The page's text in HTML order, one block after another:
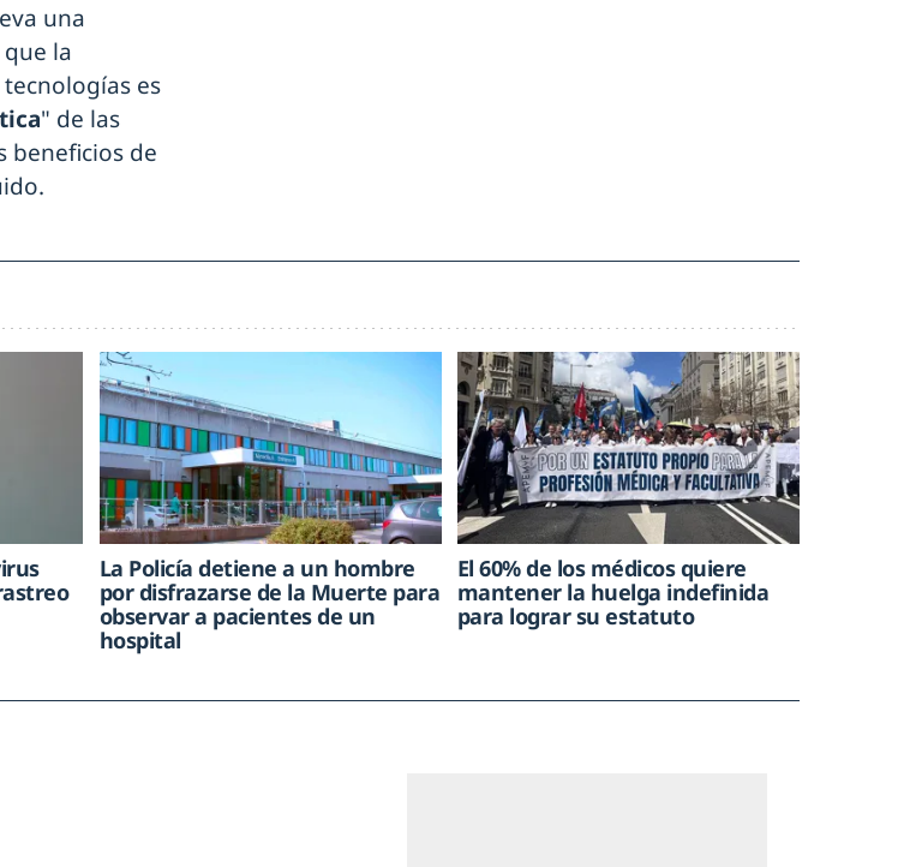
una
la
es
" de las
beneficios de
La Policía detiene a un hombre
por disfrazarse de la Muerte para
observar a pacientes de un
hospital
El 60% de los médicos quiere
mantener la huelga indefinida
para lograr su estatuto